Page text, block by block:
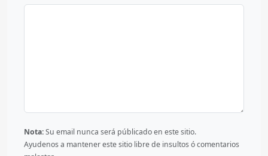
Nota:Su email nunca será públicado en este sitio.
Ayudenos a mantener este sitio libre de insultos ó comentarios